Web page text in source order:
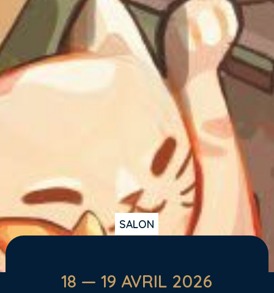
Skip
to
content
SALON
18 — 19 AVRIL 2026